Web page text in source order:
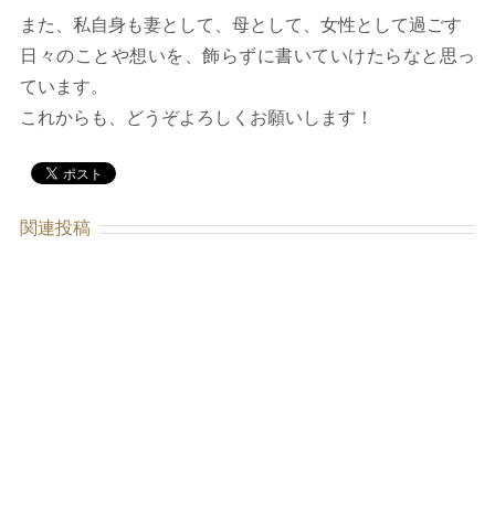
また、私自身も妻として、母として、女性として過ごす
日々のことや想いを、飾らずに書いていけたらなと思っ
ています。
これからも、どうぞよろしくお願いします！
関連投稿